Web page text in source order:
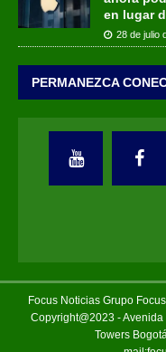
en lugar
28 de julio
PERMANEZCA
Focus Noticias Grupo
Copyright@2023 -
Towers